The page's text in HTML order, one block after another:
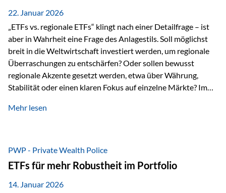
22. Januar 2026
„ETFs vs. regionale ETFs“ klingt nach einer Detailfrage – ist
aber in Wahrheit eine Frage des Anlagestils. Soll möglichst
breit in die Weltwirtschaft investiert werden, um regionale
Überraschungen zu entschärfen? Oder sollen bewusst
regionale Akzente gesetzt werden, etwa über Währung,
Stabilität oder einen klaren Fokus auf einzelne Märkte? Im
Wealth Police der Vienna-Life lassen sich beide Ansätze
Risikostreuung, Inflationsrobustheit und Stabilisierung. 1)
Die Philosophiefrage: breit oder bewusst? Global investieren
bedeutet: Das Portfolio bildet die Weltmärkte möglichst
breit ab, ohne die…
Mehr lesen
PWP - Private Wealth Police
ETFs für mehr Robustheit im Portfolio
14. Januar 2026